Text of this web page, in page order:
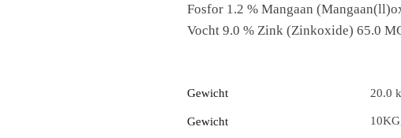
Fosfor 1.2 % Mangaan
Vocht 9.0 % Zink (Zinkoxide) 65.0
Gewicht 20.0
Gewicht